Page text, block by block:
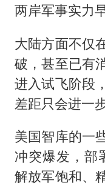
两岸军事实力
大陆方面不仅
破，甚至已有
进入试飞阶段
差距只会进一
美国智库的一
冲突爆发，部
解放军饱和、